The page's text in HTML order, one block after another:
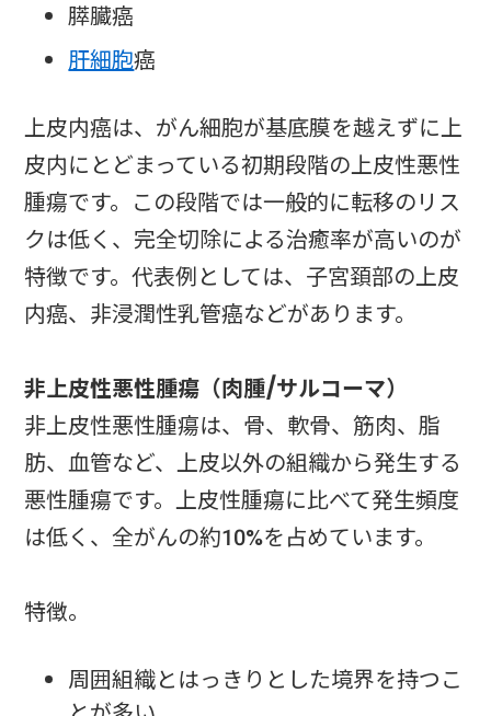
膵臓癌
肝細胞癌
上皮内癌は、がん細胞が基底膜を越えずに上
皮内にとどまっている初期段階の上皮性悪性
腫瘍です。この段階では一般的に転移のリス
クは低く、完全切除による治癒率が高いのが
特徴です。代表例としては、子宮頚部の上皮
内癌、非浸潤性乳管癌などがあります。
非上皮性悪性腫瘍（肉腫/サルコーマ）
非上皮性悪性腫瘍は、骨、軟骨、筋肉、脂
肪、血管など、上皮以外の組織から発生する
悪性腫瘍です。上皮性腫瘍に比べて発生頻度
は低く、全がんの約10%を占めています。
特徴。
周囲組織とはっきりとした境界を持つこ